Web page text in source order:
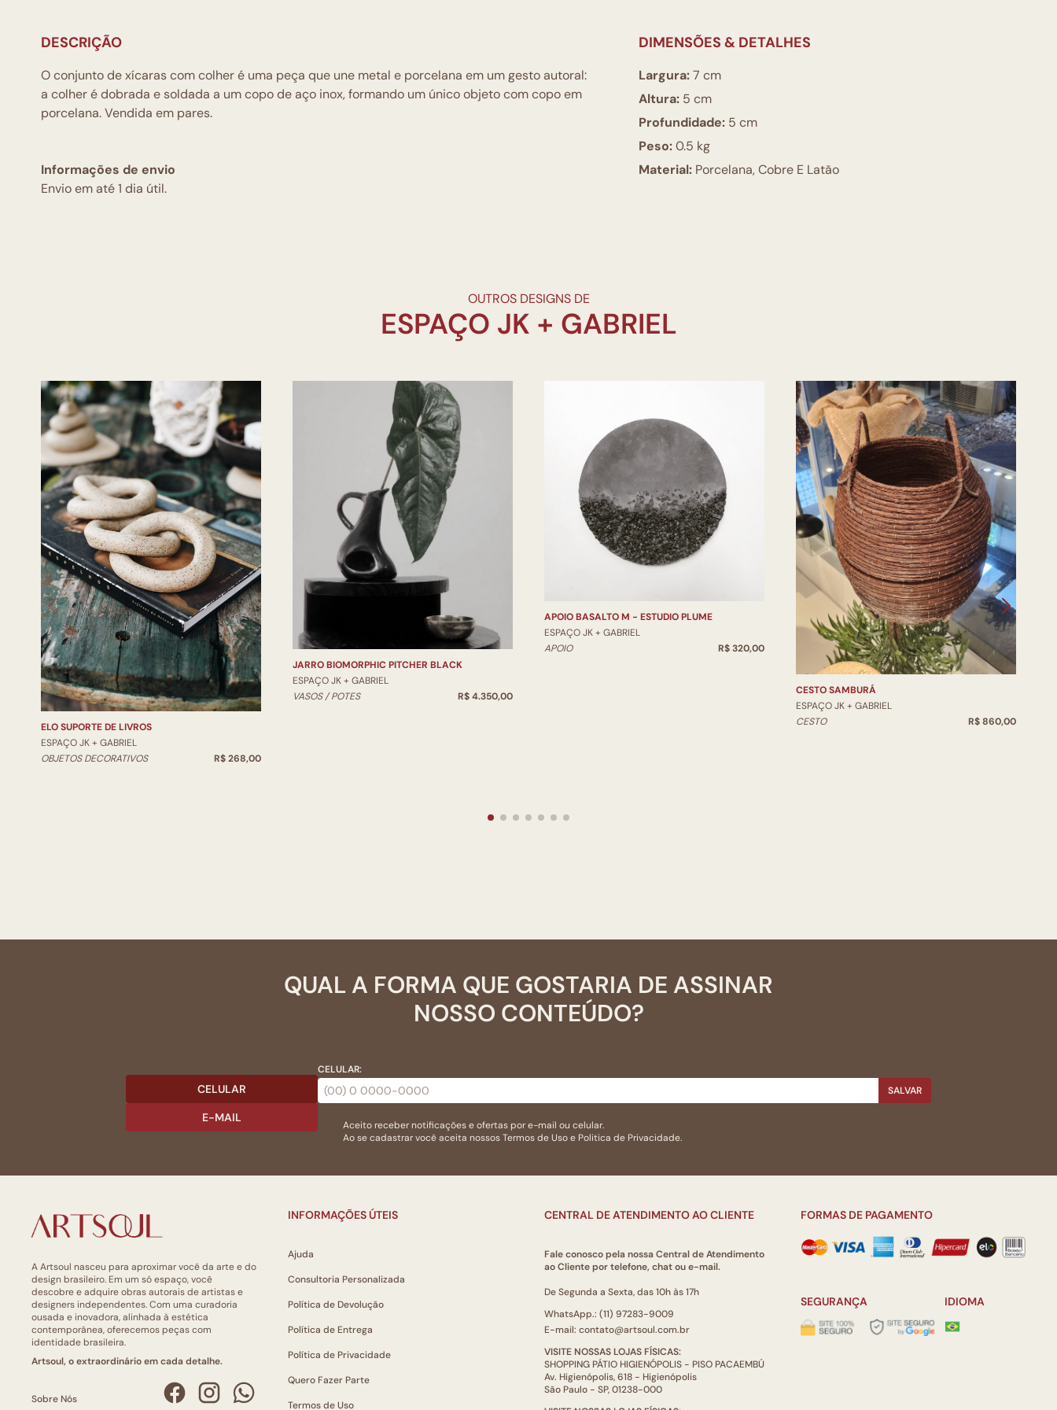
DESCRIÇÃO
O conjunto de xícaras com colher é uma peça que une metal e porcelana em um gesto autoral:
a colher é dobrada e soldada a um copo de aço inox, formando um único objeto com copo em
porcelana. Vendida em pares.
Informações de envio
Envio em até 1 dia útil.
DIMENSÕES & DETALHES
Largura:7 cm
Altura: 5 cm
Profundidade: 5 cm
Peso:0.5 kg
Material: Porcelana, Cobre E Latão
OUTROS DESIGNS DE
ELO SUPORTE DE LIVROS
ESPAÇO JK + GABRIEL
OBJETOS DECORATIVOS
R$ 268,00
JARRO BIOMORPHIC PITCHER BLACK
ESPAÇO JK + GABRIEL
VASOS / POTES
R$ 4.350,00
APOIO BASALTO M - ESTUDIO PLUME
ESPAÇO JK + GABRIEL
APOIO
R$ 320,00
CESTO SAMBURÁ
ESPAÇO JK + GABRIEL
CESTO
R$ 860,00
QUAL A FORMA QUE GOSTARIA DE ASSINAR
NOSSO CONTEÚDO?
CELULAR
E-MAIL
CELULAR:
SALVAR
Aceito receber notificações e ofertas por e-mail ou celular.
Ao se cadastrar você aceita nossosTermos de Usoe Politica de Privacidade.
A Artsoul nasceu para aproximar você da arte e do
design brasileiro. Em um só espaço, você
descobre e adquire obras autorais de artistas e
designers independentes. Com uma curadoria
ousada e inovadora, alinhada à estética
contemporânea, oferecemos peças com
identidade brasileira.
Artsoul, o extraordinário em cada detalhe.
Sobre Nós
INFORMAÇÕES ÚTEIS
Ajuda
Consultoria Personalizada
Política de Devolução
Política de Entrega
Política de Privacidade
Quero Fazer Parte
Termos de Uso
CENTRAL DE ATENDIMENTO AO CLIENTE
Fale conosco pela nossa Central de Atendimento
ao Cliente por telefone, chat ou e-mail.
De Segunda a Sexta, das 10h às 17h
WhatsApp.: (11) 97283-9009
E-mail: contato@artsoul.com.br
VISITE NOSSAS LOJAS FÍSICAS:
SHOPPING PÁTIO HIGIENÓPOLIS - PISO PACAEMBÚ
Av. Higienópolis, 618 - Higienópolis
São Paulo - SP, 01238-000
FORMAS DE PAGAMENTO
SEGURANÇA IDIOMA